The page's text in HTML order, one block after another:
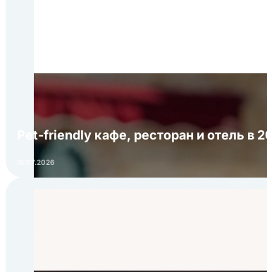
Pet-friendly кафе, ресторан и отель в
16.07.2026